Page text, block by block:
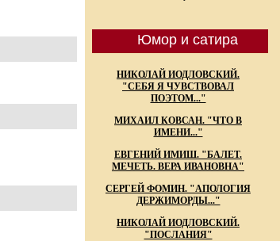
Юмор и сатира
НИКОЛАЙ ИОДЛОВСКИЙ.
"СЕБЯ Я ЧУВСТВОВАЛ
ПОЭТОМ..."
МИХАИЛ КОВСАН. "ЧТО В
ИМЕНИ..."
ЕВГЕНИЙ ИМИШ. "БАЛЕТ.
МЕЧЕТЬ. ВЕРА ИВАНОВНА"
СЕРГЕЙ ФОМИН. "АПОЛОГИЯ
ДЕРЖИМОРДЫ..."
НИКОЛАЙ ИОДЛОВСКИЙ.
"ПОСЛАНИЯ"